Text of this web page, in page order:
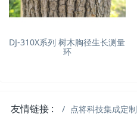
DJ-310X系列 树木胸径生长测量
环
友情链接 : 点将科技集成定制